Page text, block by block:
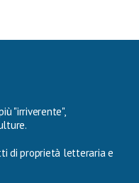
"irriverente",
di proprietà letteraria e